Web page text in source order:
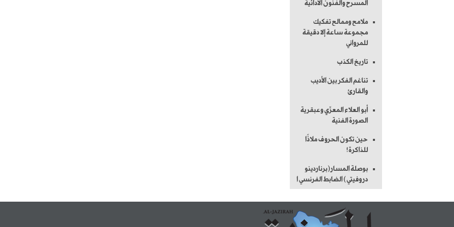
المسرح والفنون الأدائية
ملامح وممالح تفكيك
مجموعة ساعة إلا دقيقة
للمرواني
تاريخ الكذب
تناغم الفكر بين الأديب
والقارئ
أبو العلاء المعرِّي وعبقرية
الصورة الفنية
حين تكون الحروف ملاذًا
للذاكرة!
بوصلة المسار(برناردينو
دروفيتي) الضابط الفرنسي ا